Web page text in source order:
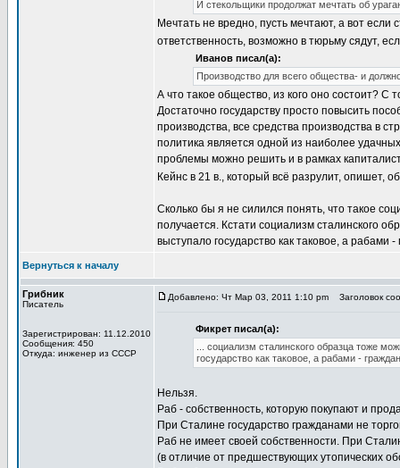
И стекольщики продолжат мечтать об
Мечтать не вредно, пусть мечтают, а вот если
ответственность, возможно в тюрьму сядут,
Иванов писал(а):
Производство для всего общества- и
А что такое общество, из кого оно состоит? С
Достаточно государству просто повысить
производства, все средства производства в
политика является одной из наиболее
проблемы можно решить и в рамках
Кейнс в 21 в., который всё разрулит, опишет,
Сколько бы я не силился понять, что такое
получается. Кстати социализм сталинского
выступало государство как таковое, а рабами
Вернуться к началу
Грибник
Писатель
Зарегистрирован: 11.12.2010
Сообщения: 450
Откуда: инженер из СССР
Добавлено: Чт Мар 03, 2011 1:10 pm Заголовок
Фикрет писал(а):
... социализм сталинского образца тоже
государство как таковое, а рабами -
Нельзя.
Раб - собственность, которую покупают и
При Сталине государство гражданами не
Раб не имеет своей собственности. При
(в отличие от предшествующих утопических